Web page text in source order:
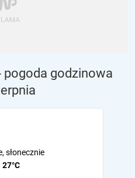
pogoda godzinowa
27°C
słonecznie